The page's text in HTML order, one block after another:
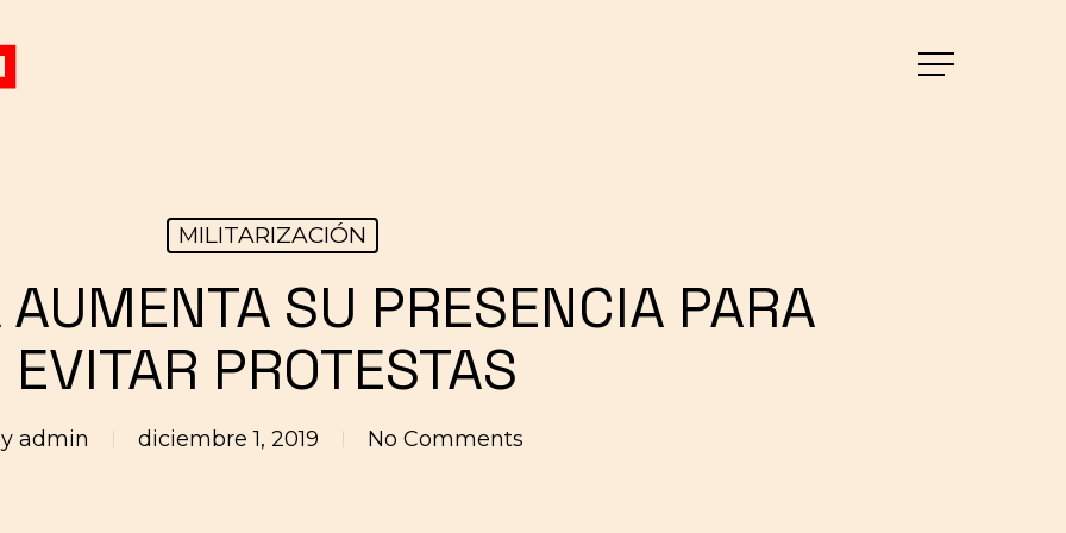
Menu
MILITARIZACIÓN
SU PRESENCIA PARA
EVITAR PROTESTAS
admin diciembre 1, 2019 No Comments